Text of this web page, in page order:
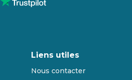
Liens utiles
Nous contacter